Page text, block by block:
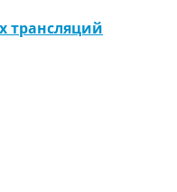
трансляций